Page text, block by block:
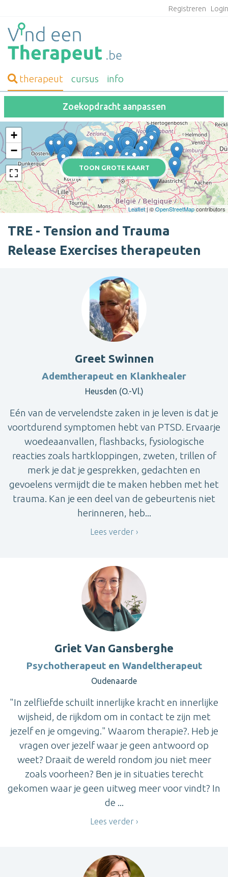
Registreren
therapeut cursus info
Zoekopdracht aanpassen
TOON GROTE KAART
+
−
Leaflet| ©OpenStreetMapcontributors
TRE - Tension and Trauma
Release Exercises therapeuten
Greet Swinnen
Ademtherapeut en Klankhealer
Heusden (O.-Vl.)
Eén van de vervelendste zaken in je leven is dat je
voortdurend symptomen hebt van PTSD. Ervaarje
woedeaanvallen, flashbacks, fysiologische
reacties zoals hartkloppingen, zweten, trillen of
merk je dat je gesprekken, gedachten en
gevoelens vermijdt die te maken hebben met het
trauma. Kan je een deel van de gebeurtenis niet
herinneren, heb...
Lees verder
Griet Van Gansberghe
Psychotherapeut en Wandeltherapeut
Oudenaarde
"In zelfliefde schuilt innerlijke kracht en innerlijke
wijsheid, de rijkdom om in contact te zijn met
jezelf en je omgeving." Waarom therapie?. Heb je
vragen over jezelf waar je geen antwoord op
weet? Draait de wereld rondom jou niet meer
zoals voorheen? Ben je in situaties terecht
gekomen waar je geen uitweg meer voor vindt? In
de ...
Lees verder